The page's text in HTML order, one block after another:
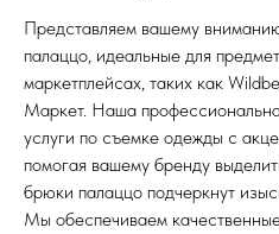
Представляем вашему
палаццо, идеальные для
маркетплейсах, таких как
Маркет. Наша
услуги по съемке одежды с
помогая вашему бренду
брюки палаццо подчеркнут
Мы обеспечиваем